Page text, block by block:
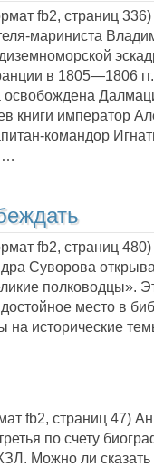
fb2, страниц 336
мариниста
в 1805—1806
освобождена
книги император
командор
fb2, страниц 480
Суворова
полководцы».
место в
на исторические
fb2, страниц 47)
по счету
Можно ли сказать